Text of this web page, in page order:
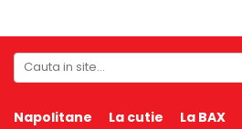
Napolitane La cutie La BAX